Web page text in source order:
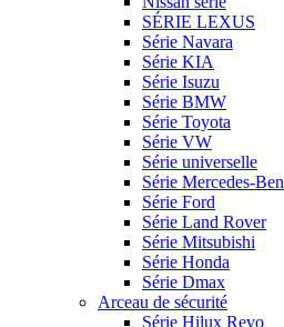
SÉRIE LEXUS
Série Navara
Série KIA
Série Isuzu
Série BMW
Série Toyota
Série VW
Série universelle
Série Mercedes-
Série Ford
Série Land Rover
Série Mitsubishi
Série Honda
Série Dmax
Arceau de sécurité
Série Hilux Revo